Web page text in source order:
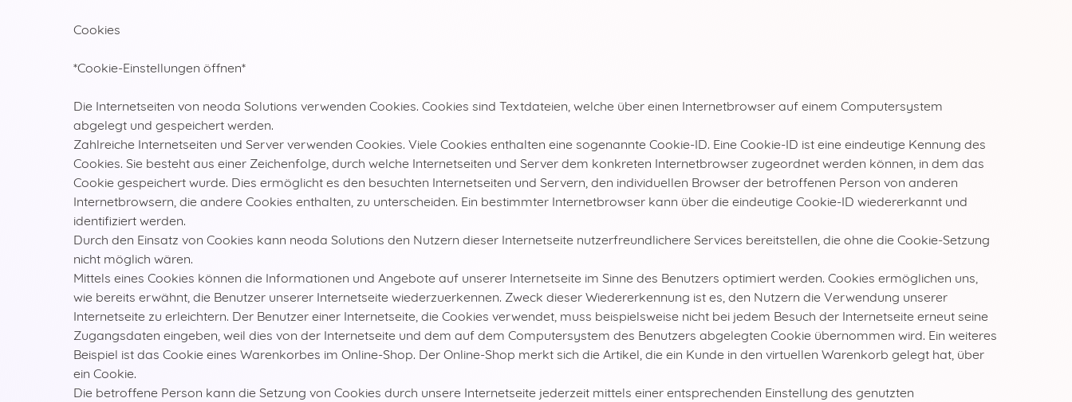
Cookies
*Cookie-Einstellungen öffnen*
Die Internetseiten von neoda Solutions verwenden Cookies. Cookies sind Textdateien, welche über einen Internetbrowser auf einem Computersystem
abgelegt und gespeichert werden.
Zahlreiche Internetseiten und Server verwenden Cookies. Viele Cookies enthalten eine sogenannte Cookie-ID. Eine Cookie-ID ist eine eindeutige Kennung des
Cookies. Sie besteht aus einer Zeichenfolge, durch welche Internetseiten und Server dem konkreten Internetbrowser zugeordnet werden können, in dem das
Cookie gespeichert wurde. Dies ermöglicht es den besuchten Internetseiten und Servern, den individuellen Browser der betroffenen Person von anderen
Internetbrowsern, die andere Cookies enthalten, zu unterscheiden. Ein bestimmter Internetbrowser kann über die eindeutige Cookie-ID wiedererkannt und
identifiziert werden.
Durch den Einsatz von Cookies kann neoda Solutions den Nutzern dieser Internetseite nutzerfreundlichere Services bereitstellen, die ohne die Cookie-Setzung
nicht möglich wären.
Mittels eines Cookies können die Informationen und Angebote auf unserer Internetseite im Sinne des Benutzers optimiert werden. Cookies ermöglichen uns,
wie bereits erwähnt, die Benutzer unserer Internetseite wiederzuerkennen. Zweck dieser Wiedererkennung ist es, den Nutzern die Verwendung unserer
Internetseite zu erleichtern. Der Benutzer einer Internetseite, die Cookies verwendet, muss beispielsweise nicht bei jedem Besuch der Internetseite erneut seine
Zugangsdaten eingeben, weil dies von der Internetseite und dem auf dem Computersystem des Benutzers abgelegten Cookie übernommen wird. Ein weiteres
Beispiel ist das Cookie eines Warenkorbes im Online-Shop. Der Online-Shop merkt sich die Artikel, die ein Kunde in den virtuellen Warenkorb gelegt hat, über
ein Cookie.
Die betroffene Person kann die Setzung von Cookies durch unsere Internetseite jederzeit mittels einer entsprechenden Einstellung des genutzten